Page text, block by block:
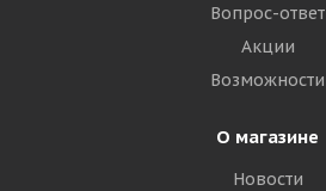
Подробнее
Вопрос-ответ
Акции
Возможности
О магазине
Новости